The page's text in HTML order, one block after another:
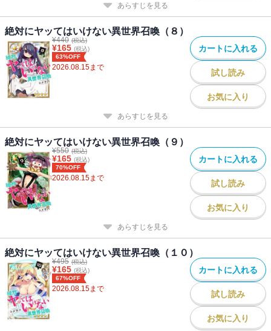
あらすじを見る
絶対にヤッてはいけない異世界召喚（８）
¥440 (税込)
¥165 (税込)
63%OFF
2026.08.15まで
カートに入れる
試し読み
お気に入り
あらすじを見る
絶対にヤッてはいけない異世界召喚（９）
¥550 (税込)
¥165 (税込)
70%OFF
2026.08.15まで
カートに入れる
試し読み
お気に入り
あらすじを見る
絶対にヤッてはいけない異世界召喚（１０）
¥495 (税込)
¥165 (税込)
67%OFF
2026.08.15まで
カートに入れる
試し読み
お気に入り